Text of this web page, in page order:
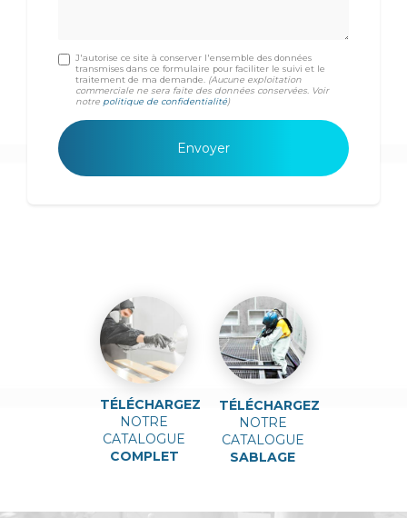
J'autorise ce site à conserver l'ensemble des données
transmises dans ce formulaire pour faciliter le suivi et le
traitement de ma demande. (Aucune exploitation
commerciale ne sera faite des données conservées. Voir
notre politique de confidentialité)
TÉLÉCHARGEZ
NOTRE
CATALOGUE
COMPLET
TÉLÉCHARGEZ
NOTRE
CATALOGUE
SABLAGE